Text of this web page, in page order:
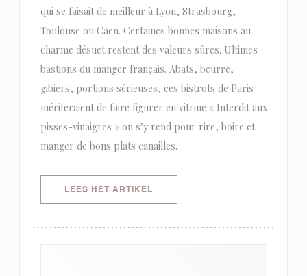
qui se faisait de meilleur à Lyon, Strasbourg,
Toulouse ou Caen. Certaines bonnes maisons au
charme désuet restent des valeurs sûres. Ultimes
bastions du manger français. Abats, beurre,
gibiers, portions sérieuses, ces bistrots de Paris
mériteraient de faire figurer en vitrine « Interdit aux
pisses-vinaigres » on s’y rend pour rire, boire et
manger de bons plats canailles.
LEES HET ARTIKEL